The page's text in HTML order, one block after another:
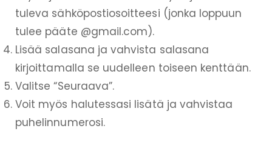
tuleva sähköpostiosoitteesi (jonka loppuun
tulee pääte @gmail.com).
Lisää salasana ja vahvista salasana
kirjoittamalla se uudelleen toiseen kenttään.
Valitse “Seuraava”.
Voit myös halutessasi lisätä ja vahvistaa
puhelinnumerosi.